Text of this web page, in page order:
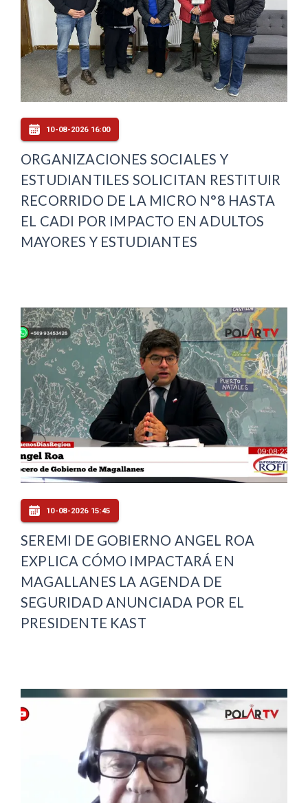
10-08-2026 16:00
ORGANIZACIONES SOCIALES Y
ESTUDIANTILES SOLICITAN RESTITUIR
RECORRIDO DE LA MICRO N°8 HASTA
EL CADI POR IMPACTO EN ADULTOS
MAYORES Y ESTUDIANTES
10-08-2026 15:45
SEREMI DE GOBIERNO ANGEL ROA
EXPLICA CÓMO IMPACTARÁ EN
MAGALLANES LA AGENDA DE
SEGURIDAD ANUNCIADA POR EL
PRESIDENTE KAST